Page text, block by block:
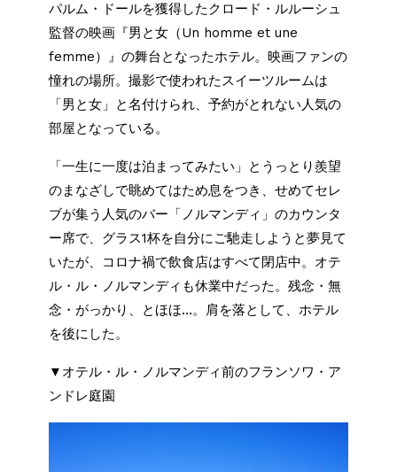
パルム・ドールを獲得したクロード・ルルーシュ
監督の映画『男と女（Un homme et une
femme）』の舞台となったホテル。映画ファンの
憧れの場所。撮影で使われたスイーツルームは
「男と女」と名付けられ、予約がとれない人気の
部屋となっている。
「一生に一度は泊まってみたい」とうっとり羨望
のまなざしで眺めてはため息をつき、せめてセレ
ブが集う人気のバー「ノルマンディ」のカウンタ
ー席で、グラス1杯を自分にご馳走しようと夢見て
いたが、コロナ禍で飲食店はすべて閉店中。オテ
ル・ル・ノルマンディも休業中だった。残念・無
念・がっかり、とほほ…。肩を落として、ホテル
を後にした。
▼オテル・ル・ノルマンディ前のフランソワ・ア
ンドレ庭園